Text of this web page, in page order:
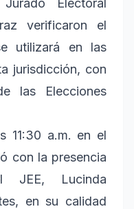
Electoral
verificaron el
utilizará en las
jurisdicción, con
las Elecciones
11:30 a.m. en el
con la presencia
JEE, Lucinda
en su calidad